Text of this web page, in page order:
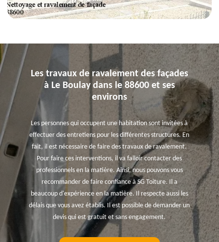
Les travaux de ravalement des façades
à Le Boulay dans le 88600 et ses
environs
Les personnes qui occupent une habitation sont invitées à
effectuer des entretiens pour les différentes structures. En
fait, il est nécessaire de faire des travaux de ravalement.
Pour faire ces interventions, il va falloir contacter des
professionnels en la matière. Ainsi, nous pouvons vous
recommander de faire confiance à SG Toiture. Il a
beaucoup d'expérience en la matière. Il respecte aussi les
délais que vous avez établis. Il est possible de demander un
devis qui est gratuit et sans engagement.